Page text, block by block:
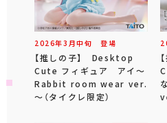
2026年3 月中旬 登場
【推しの子】 Desktop
Cute フィギュア アイ～
Rabbit room wear ver.
～（タイクレ限定）